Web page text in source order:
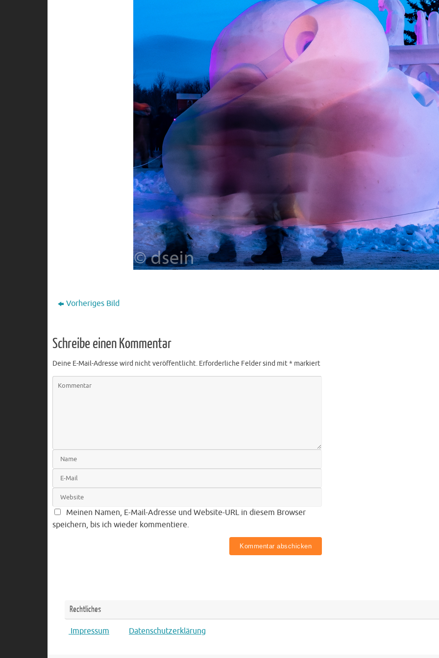
Vorheriges Bild
Schreibe einen Kommentar
Deine E-Mail-Adresse wird nicht veröffentlicht. Erforderliche Felder sind mit* markiert
Meinen Namen, E-Mail-Adresse und Website-URL in diesem Browser
speichern, bis ich wieder kommentiere.
Rechtliches
Impressum Datenschutzerklärung